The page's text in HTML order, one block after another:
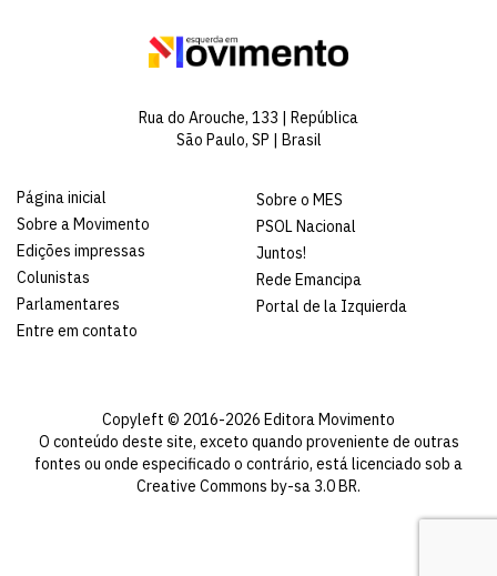
Rua do Arouche, 133 | República
São Paulo, SP | Brasil
Página inicial
Sobre a Movimento
Edições impressas
Colunistas
Parlamentares
Entre em contato
Sobre o MES
PSOL Nacional
Juntos!
Rede Emancipa
Portal de la Izquierda
Copyleft © 2016-2026 Editora Movimento
O conteúdo deste site, exceto quando proveniente de outras
fontes ou onde especificado o contrário, está licenciado sob a
Creative Commons by-sa 3.0 BR.